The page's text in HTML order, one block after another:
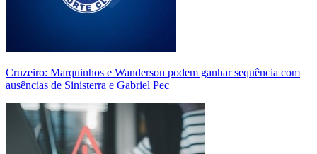
Cruzeiro: Marquinhos e Wanderson podem ganhar sequência com
ausências de Sinisterra e Gabriel Pec